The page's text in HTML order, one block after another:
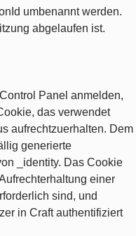
umbenannt werden.
abgelaufen ist.
Panel anmelden,
das verwendet
aufrechtzuerhalten. Dem
generierte
_identity. Das Cookie
einer
sind, und
in Craft authentifiziert